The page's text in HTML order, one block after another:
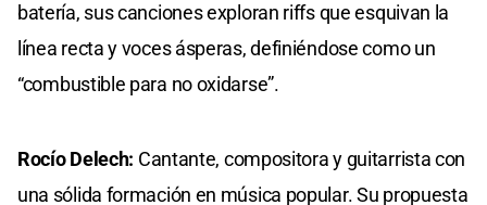
batería, sus canciones exploran riffs que esquivan la
línea recta y voces ásperas, definiéndose como un
“combustible para no oxidarse”.
Rocío Delech: Cantante, compositora y guitarrista con
una sólida formación en música popular. Su propuesta